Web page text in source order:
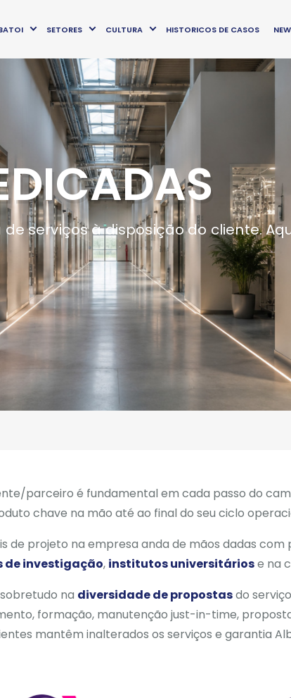
SETORES CULTURA HISTORICOS DE CASOS
serviços à disposição do cliente.
parceiro é fundamental em cada passo do
chave na mão até ao final do seu ciclo
de projeto na empresa anda de mãos dadas
de investigação, institutos universitáriose na
na diversidade de propostasdo
formação, manutenção just-in-time,
mantêm inalterados os serviços e garantia